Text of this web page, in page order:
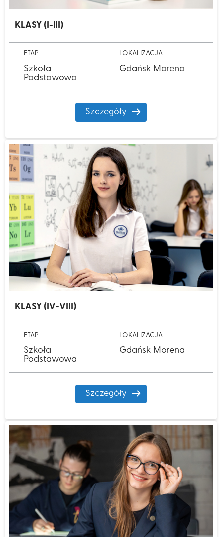
KLASY (I-III)
ETAP
Szkoła
Podstawowa
LOKALIZACJA
Gdańsk Morena
Szczegóły
KLASY (IV-VIII)
ETAP
Szkoła
Podstawowa
LOKALIZACJA
Gdańsk Morena
Szczegóły